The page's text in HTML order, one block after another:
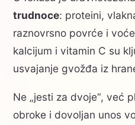
trudnoce: proteini,
raznovrsno povrće i
kalcijum i vitamin C su
usvajanje gvožđa iz
Ne „jesti za dvoje“, već
obroke i dovoljan unos